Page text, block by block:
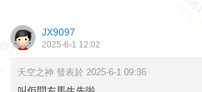
JX9097
2025-6-1 12:02
天空之神 發表於 2025-6-1 09:36